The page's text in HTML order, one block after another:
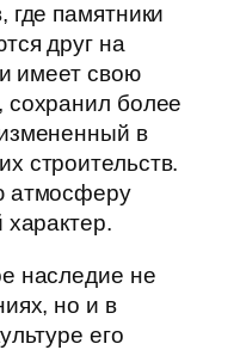
где памятники
друг на
имеет свою
сохранил более
в
строительств.
атмосферу
характер.
наследие не
но и в
его